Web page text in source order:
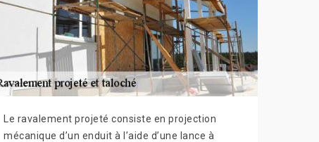
Le ravalement projeté consiste en projection
mécanique d’un enduit à l’aide d’une lance à